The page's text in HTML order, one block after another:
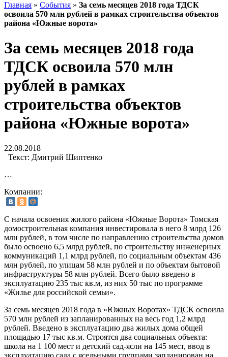
Главная » События » За семь месяцев 2018 года ТДСК
освоила 570 млн рублей в рамках строительства объектов
района «Южные ворота»
За семь месяцев 2018 года
ТДСК освоила 570 млн
рублей в рамках
строительства объектов
района «Южные ворота»
22.08.2018
Текст: Дмитрий Шиптенко
…
Компании:
С начала освоения жилого района «Южные Ворота» Томская
домостроительная компания инвестировала в него 8 млрд 126
млн рублей, в том числе по направлению строительства домов
было освоено 6,5 млрд рублей, по строительству инженерных
коммуникаций 1,1 млрд рублей, по социальным объектам 436
млн рублей, по улицам 58 млн рублей и по объектам бытовой
инфраструктуры 58 млн рублей. Всего было введено в
эксплуатацию 235 тыс кв.м, из них 50 тыс по программе
«Жилье для российской семьи».
За семь месяцев 2018 года в «Южных Воротах» ТДСК освоила
570 млн рублей из запланированных на весь год 1,2 млрд
рублей. Введено в эксплуатацию два жилых дома общей
площадью 17 тыс кв.м. Строятся два социальных объекта:
школа на 1 100 мест и детский сад-ясли на 145 мест, ввод в